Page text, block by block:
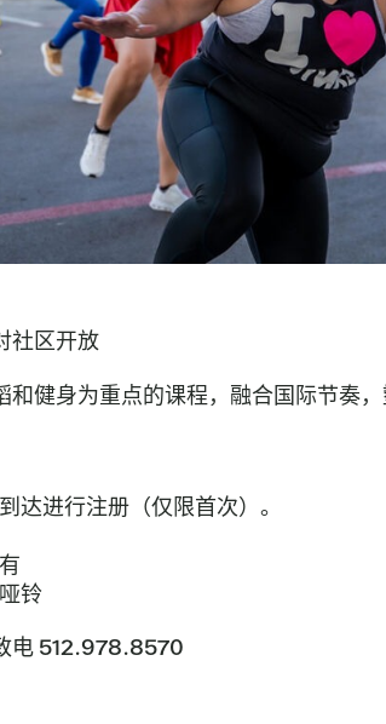
社区开放
和健身为重点的课程，融合国际节奏
达进行注册（仅限首次）。
铃
电 512.978.8570